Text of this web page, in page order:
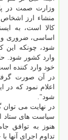
وزارت صمت در
منشاء ارز اشخاص
کالا است، به
اساسی، ضروری و
شود، چونکه این
وارد کشور شود.
خود وارد کننده
در آن صورت
اعلام نمود که در
شود".
در نهایت می
سیاست های ستاد
هنوز به توافق
تداوم اجرای آنها